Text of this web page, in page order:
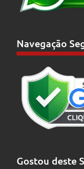
Navegação
Gostou deste